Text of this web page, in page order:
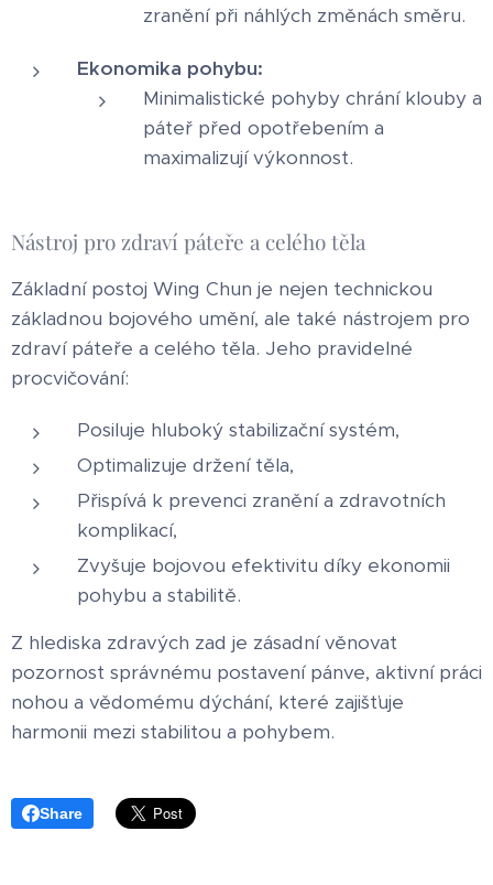
zranění při náhlých změnách směru.
Ekonomika pohybu:
Minimalistické pohyby chrání klouby a
páteř před opotřebením a
maximalizují výkonnost.
Nástroj pro zdraví páteře a celého těla
Základní postoj Wing Chun je nejen technickou
základnou bojového umění, ale také nástrojem pro
zdraví páteře a celého těla. Jeho pravidelné
procvičování:
Posiluje hluboký stabilizační systém,
Optimalizuje držení těla,
Přispívá k prevenci zranění a zdravotních
komplikací,
Zvyšuje bojovou efektivitu díky ekonomii
pohybu a stabilitě.
Z hlediska zdravých zad je zásadní věnovat
pozornost správnému postavení pánve, aktivní práci
nohou a vědomému dýchání, které zajišťuje
harmonii mezi stabilitou a pohybem.
Share